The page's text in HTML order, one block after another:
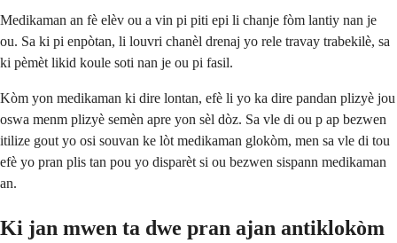
Medikaman an fè elèv ou a vin pi piti epi li chanje fòm lantiy nan je
ou. Sa ki pi enpòtan, li louvri chanèl drenaj yo rele travay trabekilè, sa
ki pèmèt likid koule soti nan je ou pi fasil.
Kòm yon medikaman ki dire lontan, efè li yo ka dire pandan plizyè jou
oswa menm plizyè semèn apre yon sèl dòz. Sa vle di ou p ap bezwen
itilize gout yo osi souvan ke lòt medikaman glokòm, men sa vle di tou
efè yo pran plis tan pou yo disparèt si ou bezwen sispann medikaman
an.
Ki jan mwen ta dwe pran ajan antiklokòm